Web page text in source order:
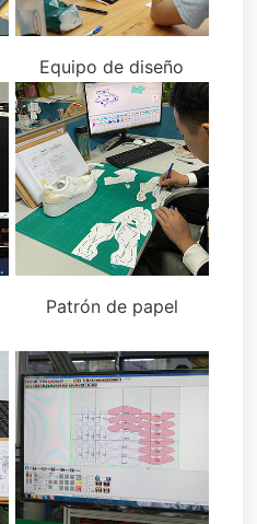
Equipo de diseño
Patrón de papel